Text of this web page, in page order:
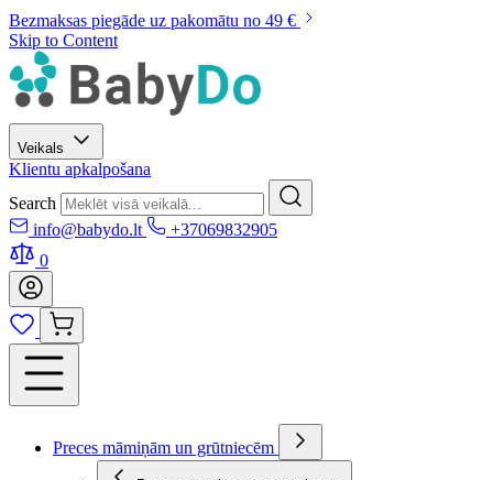
Bezmaksas piegāde uz pakomātu no 49 €
Skip to Content
Veikals
Klientu apkalpošana
Search
info@babydo.lt
+37069832905
0
Preces māmiņām un grūtniecēm